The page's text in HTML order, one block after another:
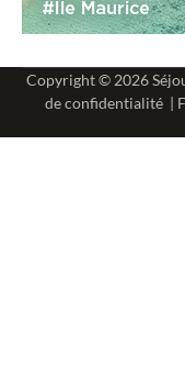
Copyright © 2026
de confidentialité|